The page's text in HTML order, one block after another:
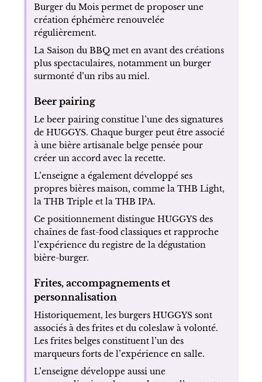
Burger du Mois permet de proposer une
création éphémère renouvelée
régulièrement.
La Saison du BBQ met en avant des créations
plus spectaculaires, notamment un burger
surmonté d’un ribs au miel.
Beer pairing
Le beer pairing constitue l’une des signatures
de HUGGYS. Chaque burger peut être associé
à une bière artisanale belge pensée pour
créer un accord avec la recette.
L’enseigne a également développé ses
propres bières maison, comme la THB Light,
la THB Triple et la THB IPA.
Ce positionnement distingue HUGGYS des
chaînes de fast-food classiques et rapproche
l’expérience du registre de la dégustation
bière-burger.
Frites, accompagnements et
personnalisation
Historiquement, les burgers HUGGYS sont
associés à des frites et du coleslaw à volonté.
Les frites belges constituent l’un des
marqueurs forts de l’expérience en salle.
L’enseigne développe aussi une